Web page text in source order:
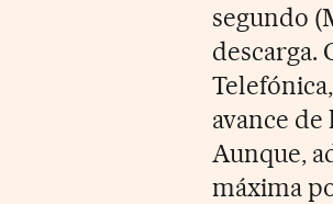
segundo
descarga.
avance de
Aunque,
máxima